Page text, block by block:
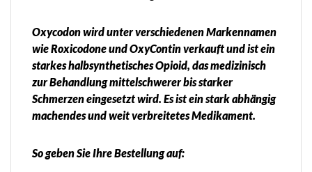
Oxycodon wird unter verschiedenen Markennamen
wie Roxicodone und OxyContin verkauft und ist ein
starkes halbsynthetisches Opioid, das medizinisch
zur Behandlung mittelschwerer bis starker
Schmerzen eingesetzt wird. Es ist ein stark abhängig
machendes und weit verbreitetes Medikament.
So geben Sie Ihre Bestellung auf: